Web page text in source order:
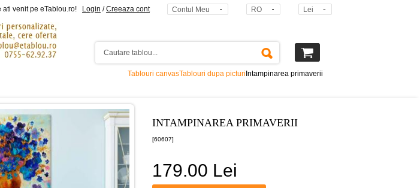
ati venit pe eTablou.ro! Login /Creeaza cont Contul Meu RO Lei
Tablouri canvasTablouri dupa picturi Intampinarea primaverii
INTAMPINAREA PRIMAVERII
[60607]
179.00 Lei